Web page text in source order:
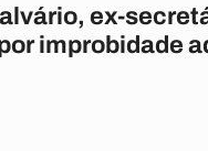
ex-
improbidade